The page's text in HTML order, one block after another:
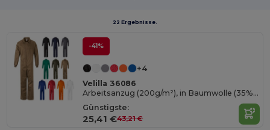
22 Ergebnisse.
-41%
+4
Velilla 36086
Arbeitsanzug (200g/m²), in Baumwolle (35%) und Polyester (65%)
Günstigste:
25,41 €43,21 €